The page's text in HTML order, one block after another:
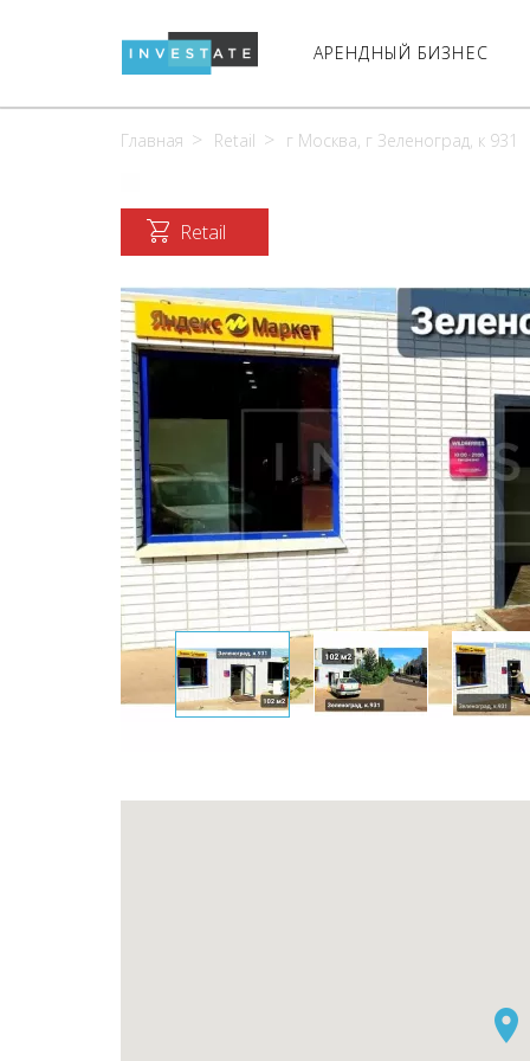
АРЕНДНЫЙ БИЗНЕС
Главная Retail г Москва, г Зеленоград, к 931
Retail